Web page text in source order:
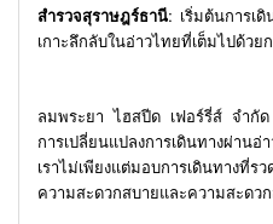
สำรวจสุราษฎร์ธานี: เริ่มต้นการเดิ
เกาะลึกลับในอ่าวไทยที่เต็มไปด้วย
ลมพระยา ไฮสปีด เฟอร์รี่ส์ จำกัด
การเปลี่ยนแปลงการเดินทางผ่าน
เราไม่เพียงแต่มอบการเดินทางที่
ความสะดวกสบายและความสะดว